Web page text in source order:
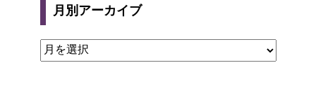
月別アーカイブ